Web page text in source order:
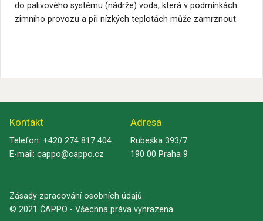
do palivového systému (nádrže) voda, která v podmínkách
zimního provozu a při nízkých teplotách může zamrznout.
Kontakt
Telefon: +420 274 817 404
E-mail: cappo@cappo.cz
Adresa
Rubeška 393/7
190 00 Praha 9
Zásady zpracování osobních údajů
© 2021 ČAPPO - Všechna práva vyhrazena